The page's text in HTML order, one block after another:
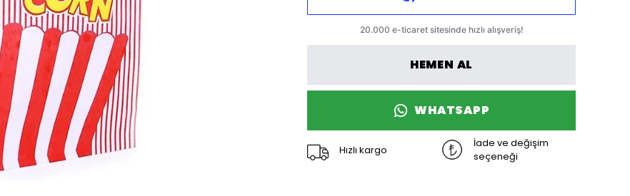
HEMEN AL
WHATSAPP
Hızlı kargo
İade ve değişim
seçeneği